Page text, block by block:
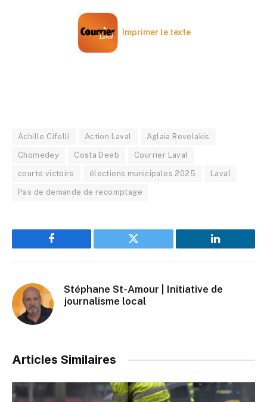
Imprimer le texte
Achille Cifelli Action Laval Aglaia Revelakis
Chomedey Costa Deeb Courrier Laval
courte victoire élections municipales 2025 Laval
Pas de demande de recomptage
Facebook Twitter LinkedIn
Stéphane St-Amour | Initiative de
journalisme local
Articles Similaires